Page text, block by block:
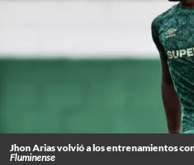
Jhon Arias volvió a los entrenamientos
Fluminense